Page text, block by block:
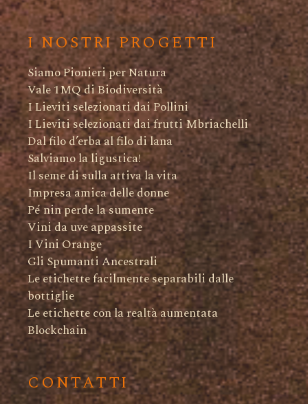
I NOSTRI PROGETTI
Siamo Pionieri per Natura
Vale 1MQ di Biodiversità
I Lieviti selezionati dai Pollini
I Lieviti selezionati dai frutti Mbriachelli
Dal filo d’erba al filo di lana
Salviamo la ligustica!
Il seme di sulla attiva la vita
Impresa amica delle donne
Pé nin perde la sumente
Vini da uve appassite
I Vini Orange
Gli Spumanti Ancestrali
Le etichette facilmente separabili dalle
bottiglie
Le etichette con la realtà aumentata
Blockchain
CONTATTI